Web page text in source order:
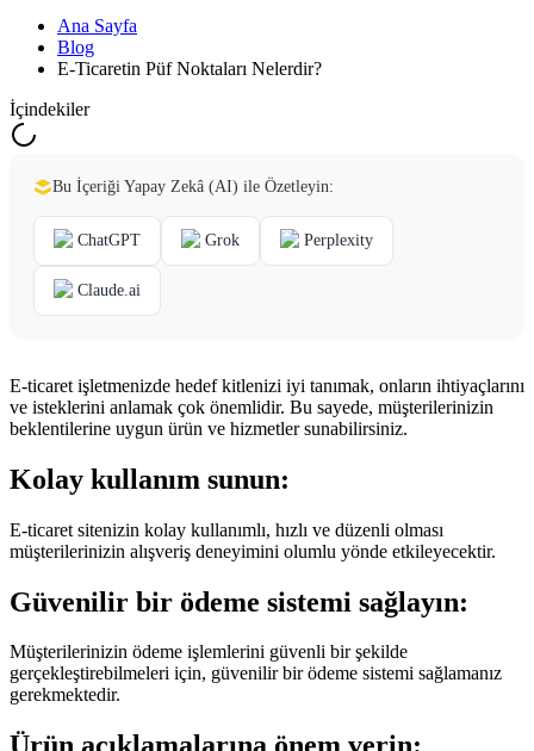
Ana Sayfa
Blog
E-Ticaretin Püf Noktaları Nelerdir?
İçindekiler
Bu İçeriği Yapay Zekâ (AI) ile Özetleyin:
ChatGPT Grok Perplexity
Claude.ai
E-ticaret işletmenizde hedef kitlenizi iyi tanımak, onların ihtiyaçlarını
ve isteklerini anlamak çok önemlidir. Bu sayede, müşterilerinizin
beklentilerine uygun ürün ve hizmetler sunabilirsiniz.
Kolay kullanım sunun:
E-ticaret sitenizin kolay kullanımlı, hızlı ve düzenli olması
müşterilerinizin alışveriş deneyimini olumlu yönde etkileyecektir.
Güvenilir bir ödeme sistemi sağlayın:
Müşterilerinizin ödeme işlemlerini güvenli bir şekilde
gerçekleştirebilmeleri için, güvenilir bir ödeme sistemi sağlamanız
gerekmektedir.